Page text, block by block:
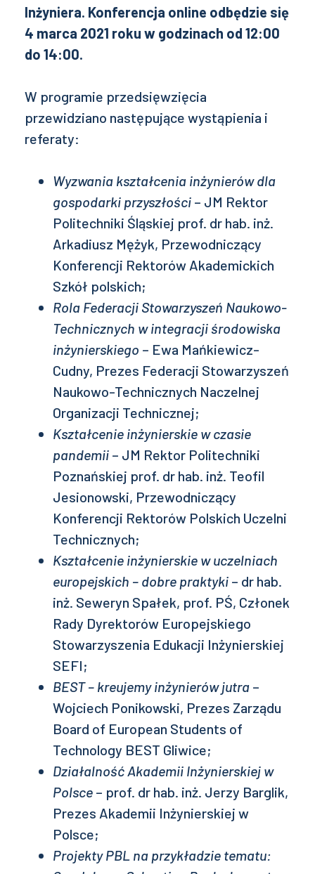
Inżyniera. Konferencja online odbędzie się
4 marca 2021 roku w godzinach od 12:00
do 14:00.
W programie przedsięwzięcia
przewidziano następujące wystąpienia i
referaty:
Wyzwania kształcenia inżynierów dla
gospodarki przyszłości – JM Rektor
Politechniki Śląskiej prof. dr hab. inż.
Arkadiusz Mężyk, Przewodniczący
Konferencji Rektorów Akademickich
Szkół polskich;
Rola Federacji Stowarzyszeń Naukowo-
Technicznych w integracji środowiska
inżynierskiego – Ewa Mańkiewicz-
Cudny, Prezes Federacji Stowarzyszeń
Naukowo-Technicznych Naczelnej
Organizacji Technicznej;
Kształcenie inżynierskie w czasie
pandemii – JM Rektor Politechniki
Poznańskiej prof. dr hab. inż. Teofil
Jesionowski, Przewodniczący
Konferencji Rektorów Polskich Uczelni
Technicznych;
Kształcenie inżynierskie w uczelniach
europejskich – dobre praktyki – dr hab.
inż. Seweryn Spałek, prof. PŚ, Członek
Rady Dyrektorów Europejskiego
Stowarzyszenia Edukacji Inżynierskiej
SEFI;
BEST – kreujemy inżynierów jutra –
Wojciech Ponikowski, Prezes Zarządu
Board of European Students of
Technology BEST Gliwice;
Działalność Akademii Inżynierskiej w
Polsce – prof. dr hab. inż. Jerzy Barglik,
Prezes Akademii Inżynierskiej w
Polsce;
Projekty PBL na przykładzie tematu: